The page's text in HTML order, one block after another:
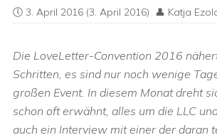
3. April 2016 (3. April 2016) Katja
Die LoveLetter-Convention 2016
Schritten, es sind nur noch wenige
großen Event. In diesem Monat dreht
schon oft erwähnt, alles um die LLC
auch ein Interview mit einer der daran